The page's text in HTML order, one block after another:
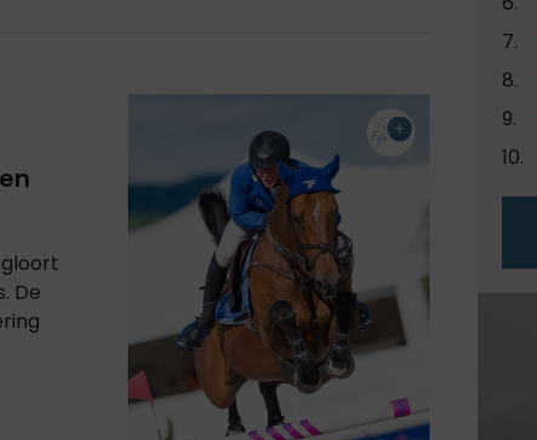
De
7.
8.
9.
10.